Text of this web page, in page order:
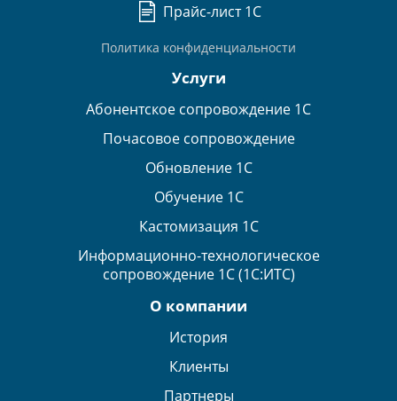
Прайс-лист 1С
Политика конфиденциальности
Услуги
Абонентское сопровождение 1С
Почасовое сопровождение
Обновление 1С
Обучение 1С
Кастомизация 1С
Информационно-технологическое
сопровождение 1С (1С:ИТС)
О компании
История
Клиенты
Партнеры